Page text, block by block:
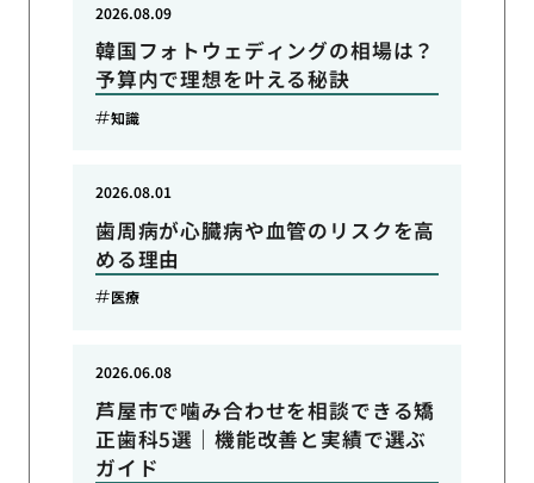
韓国フォトウェディングの相場は？
予算内で理想を叶える秘訣
2026.08.09
知識
歯周病が心臓病や血管のリスクを高
める理由
2026.08.01
医療
芦屋市で噛み合わせを相談できる矯
正歯科5選｜機能改善と実績で選ぶ
ガイド
2026.06.08